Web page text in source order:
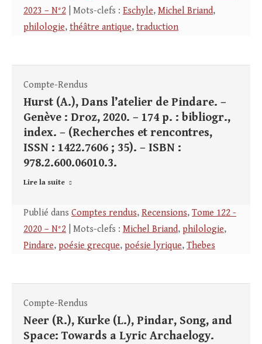
2023 – N°2 | Mots-clefs : Eschyle, Michel Briand,
philologie, théâtre antique, traduction
Compte-Rendus
Hurst (A.), Dans l’atelier de Pindare. –
Genève : Droz, 2020. – 174 p. : bibliogr.,
index. – (Recherches et rencontres,
ISSN : 1422.7606 ; 35). – ISBN :
978.2.600.06010.3.
Lire la suite
Publié dans Comptes rendus, Recensions, Tome 122 -
2020 – N°2 | Mots-clefs : Michel Briand, philologie,
Pindare, poésie grecque, poésie lyrique, Thebes
Compte-Rendus
Neer (R.), Kurke (L.), Pindar, Song, and
Space: Towards a Lyric Archaelogy.